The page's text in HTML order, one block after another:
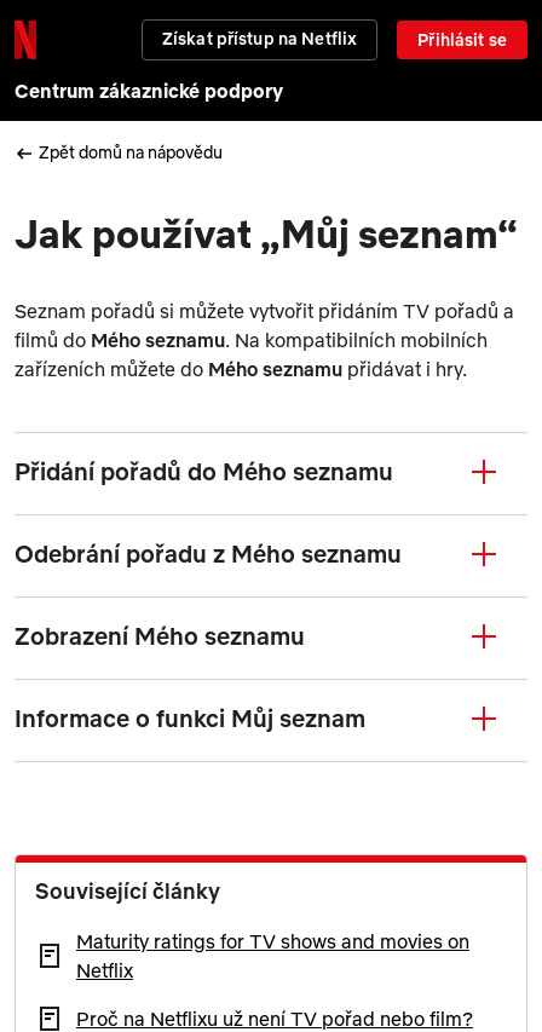
Získat přístup na Netflix Přihlásit se
Centrum zákaznické podpory
Zpět domů na nápovědu
Jak používat „Můj seznam“
Seznam pořadů si můžete vytvořit přidáním TV pořadů a
filmů do Mého seznamu. Na kompatibilních mobilních
zařízeních můžete do Mého seznamu přidávat i hry.
Přidání pořadů do Mého seznamu
Odebrání pořadu z Mého seznamu
Zobrazení Mého seznamu
Informace o funkci Můj seznam
Související články
Maturity ratings for TV shows and movies on
Netflix
Proč na Netflixu už není TV pořad nebo film?